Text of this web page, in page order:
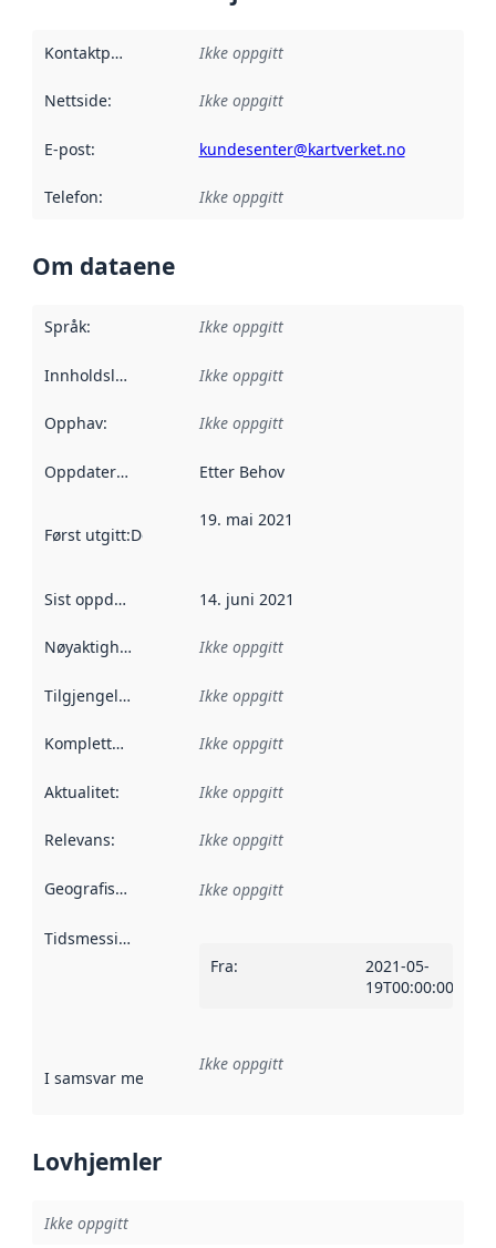
Kontaktpunkt Ikke oppgitt
Nettside: Ikke oppgitt
E-post: kundesenter@kartverket.no
Telefon: Ikke oppgitt
Om dataene
Språk: Ikke oppgitt
Innholdsleverandører :
Ikke oppgitt
Opphav: Ikke oppgitt
Oppdateringsfrekvens :
Etter Behov
Først utgitt:Denne datoen sier når dataene i dette
19. mai 2021
Sist oppdatert 14. juni 2021
Nøyaktighet Ikke oppgitt
Tilgjengelighet Ikke oppgitt
Kompletthet Ikke oppgitt
Aktualitet: Ikke oppgitt
Relevans: Ikke oppgitt
Geografisk avgrensning :
Ikke oppgitt
Tidsmessig avgrensning
Fra:
2021-05-
19T00:00:00Z
I samsvar med Referanse til en implementasjonsregel
Ikke oppgitt
Lovhjemler
Ikke oppgitt